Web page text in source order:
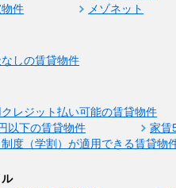
件
メゾネット
しの賃貸物件
レジット払い可能の賃貸物件
以下の賃貸物件
家賃
度（学割）が適用できる賃貸物